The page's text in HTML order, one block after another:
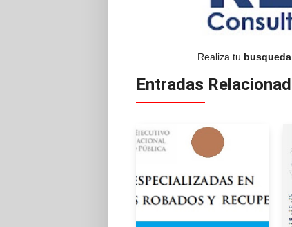
Realiza tu
Entradas